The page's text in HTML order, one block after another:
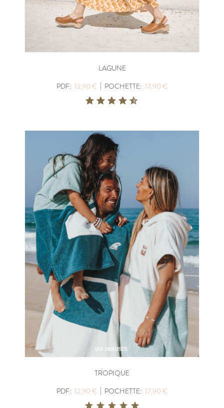
LAGUNE
PDF: 12,90 € | POCHETTE: 17,90 €
TROPIQUE
PDF: 12,90 € | POCHETTE: 17,90 €